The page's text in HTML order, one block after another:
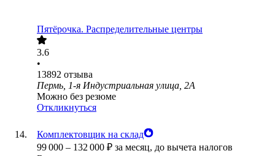
Пятёрочка. Распределительные центры
3.6
•
13892 отзыва
Пермь, 1-я Индустриальная улица, 2А
Можно без резюме
Откликнуться
Комплектовщик на склад
99 000 – 132 000 ₽ за месяц, до вычета налогов